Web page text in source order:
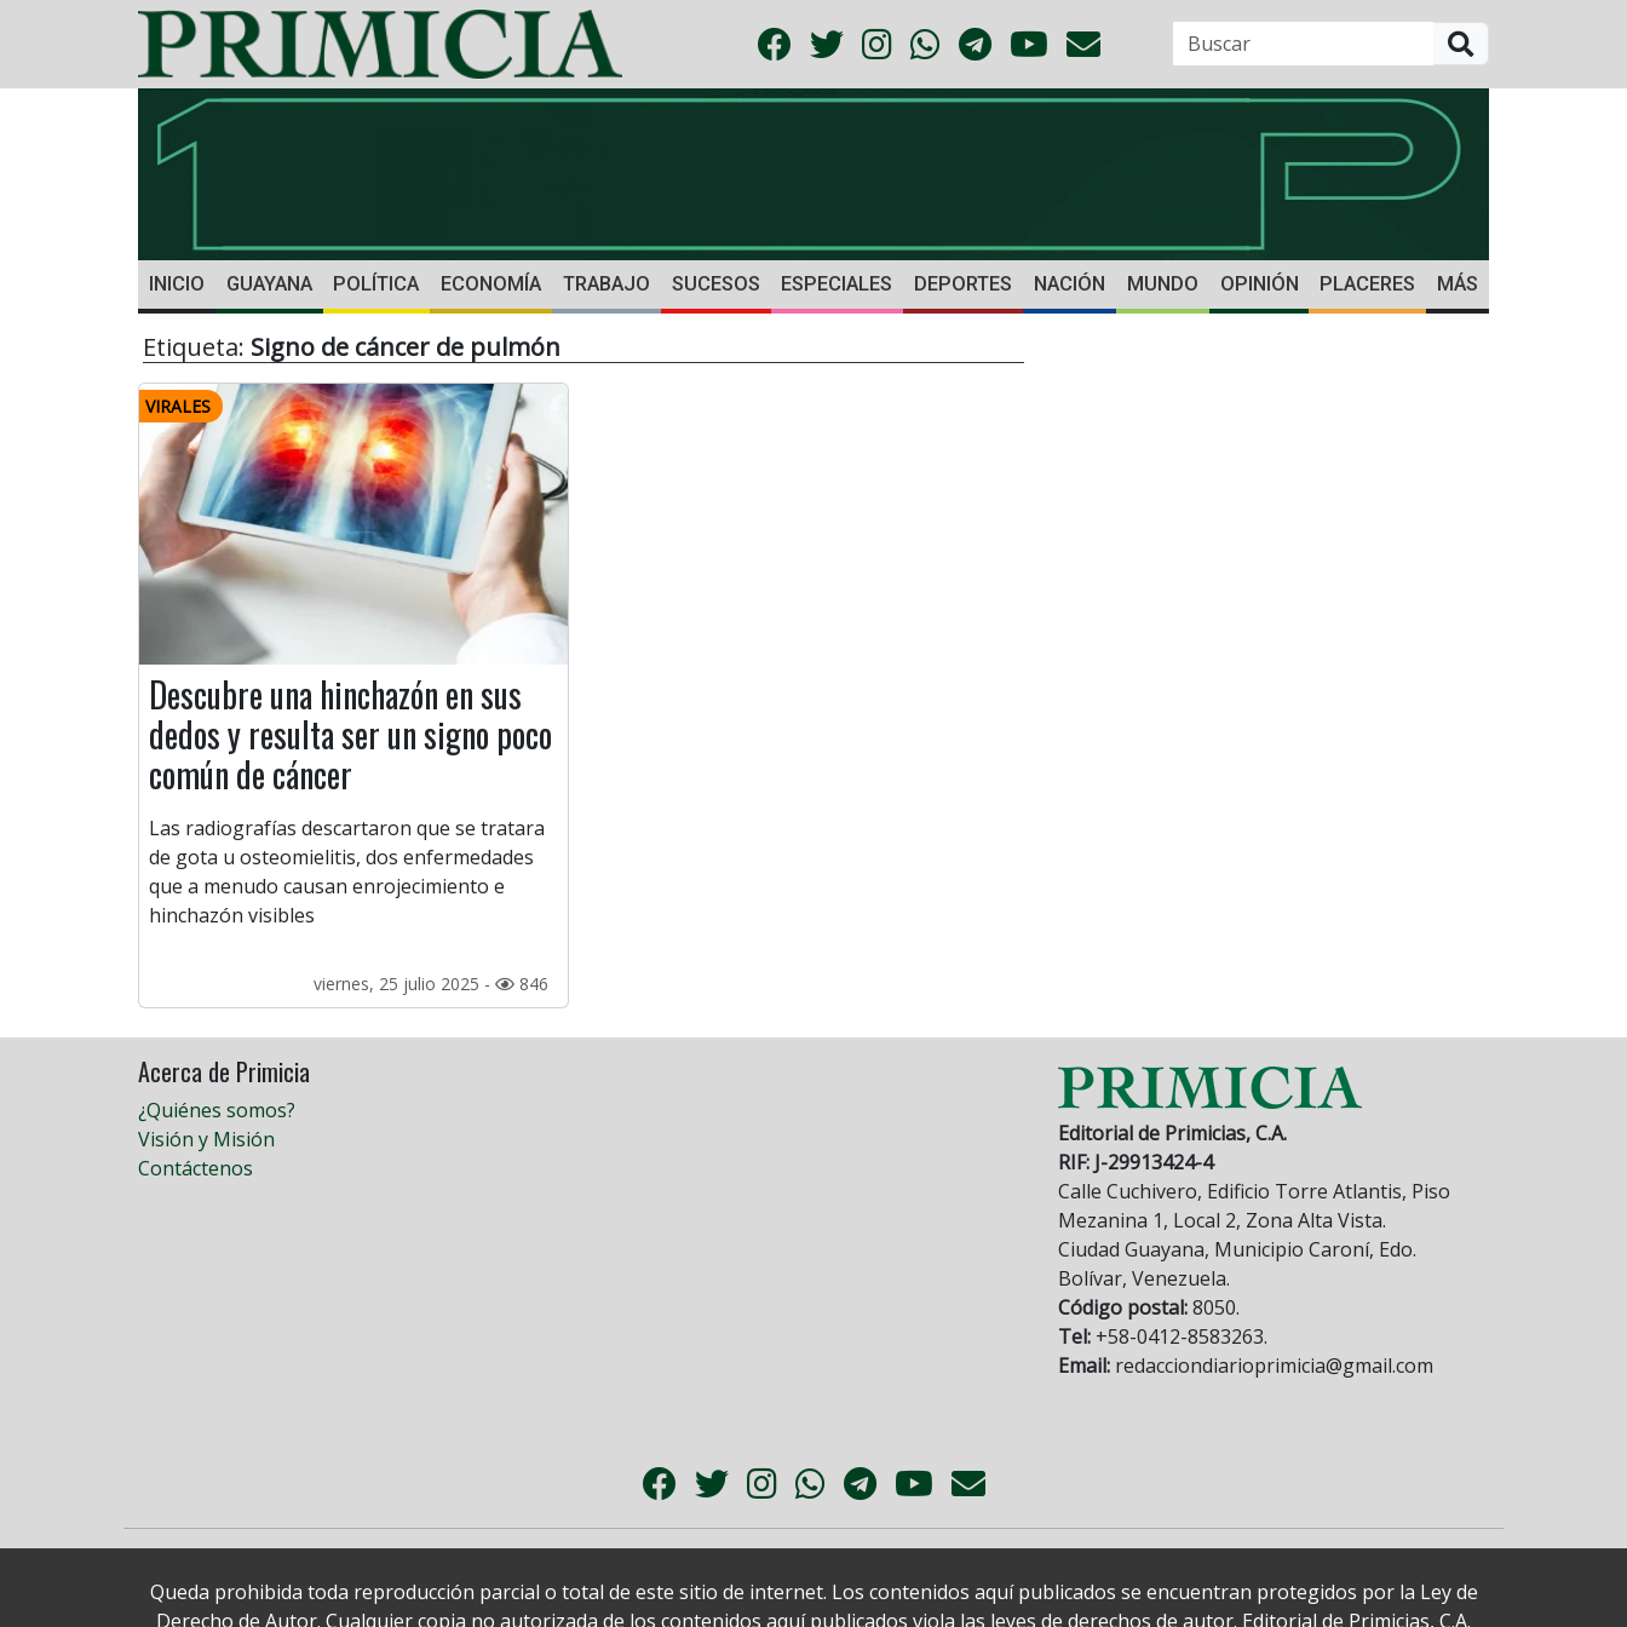
INICIO GUAYANA POLÍTICA ECONOMÍA TRABAJO SUCESOS ESPECIALES DEPORTES NACIÓN MUNDO OPINIÓN PLACERES MÁS
Etiqueta: Signo de cáncer de pulmón
VIRALES
Descubre una hinchazón en sus
dedos y resulta ser un signo poco
común de cáncer
Las radiografías descartaron que se tratara
de gota u osteomielitis, dos enfermedades
que a menudo causan enrojecimiento e
hinchazón visibles
viernes, 25 julio 2025 - 846
Acerca de Primicia
¿Quiénes somos?
Visión y Misión
Contáctenos
Editorial de Primicias, C.A.
RIF: J-29913424-4
Calle Cuchivero, Edificio Torre Atlantis, Piso
Mezanina 1, Local 2, Zona Alta Vista.
Ciudad Guayana, Municipio Caroní, Edo.
Bolívar, Venezuela.
Código postal:8050.
Tel: +58-0412-8583263.
Email: redacciondiarioprimicia@gmail.com
Queda prohibida toda reproducción parcial o total de este sitio de internet. Los contenidos aquí publicados se encuentran protegidos por la Ley de
Derecho de Autor. Cualquier copia no autorizada de los contenidos aquí publicados viola las leyes de derechos de autor. Editorial de Primicias, C.A.